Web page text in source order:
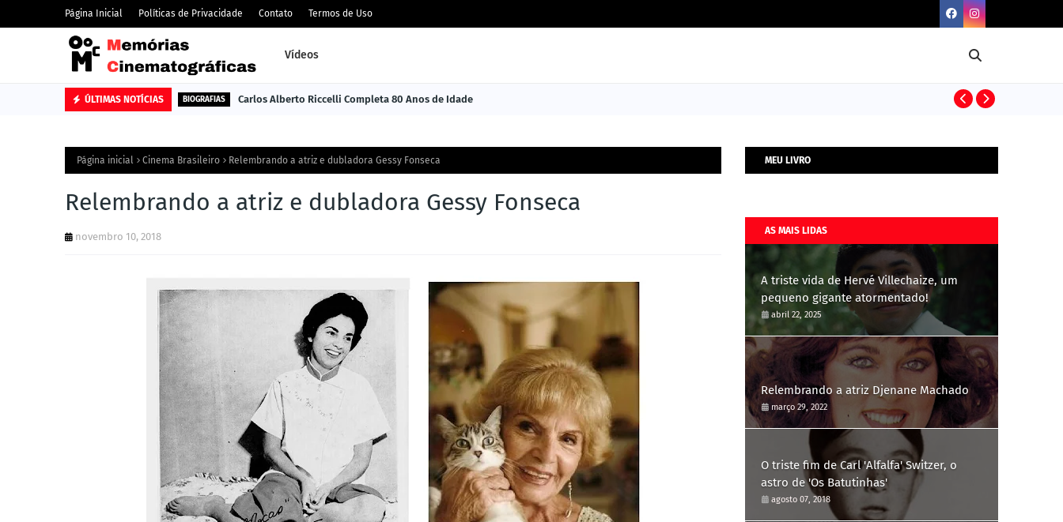
Página Inicial Políticas de Privacidade Contato Termos de Uso
Vídeos
ÚLTIMAS NOTÍCIAS BIOGRAFIAS Carlos Alberto Riccelli Completa 80 Anos de Idade
Página inicial Cinema Brasileiro Relembrando a atriz e dubladora Gessy Fonseca
Relembrando a atriz e dubladora Gessy Fonseca
novembro 10, 2018
MEU LIVRO
AS MAIS LIDAS
A triste vida de Hervé Villechaize, um
pequeno gigante atormentado!
abril 22, 2025
Relembrando a atriz Djenane Machado
março 29, 2022
O triste fim de Carl 'Alfalfa' Switzer, o
astro de 'Os Batutinhas'
agosto 07, 2018